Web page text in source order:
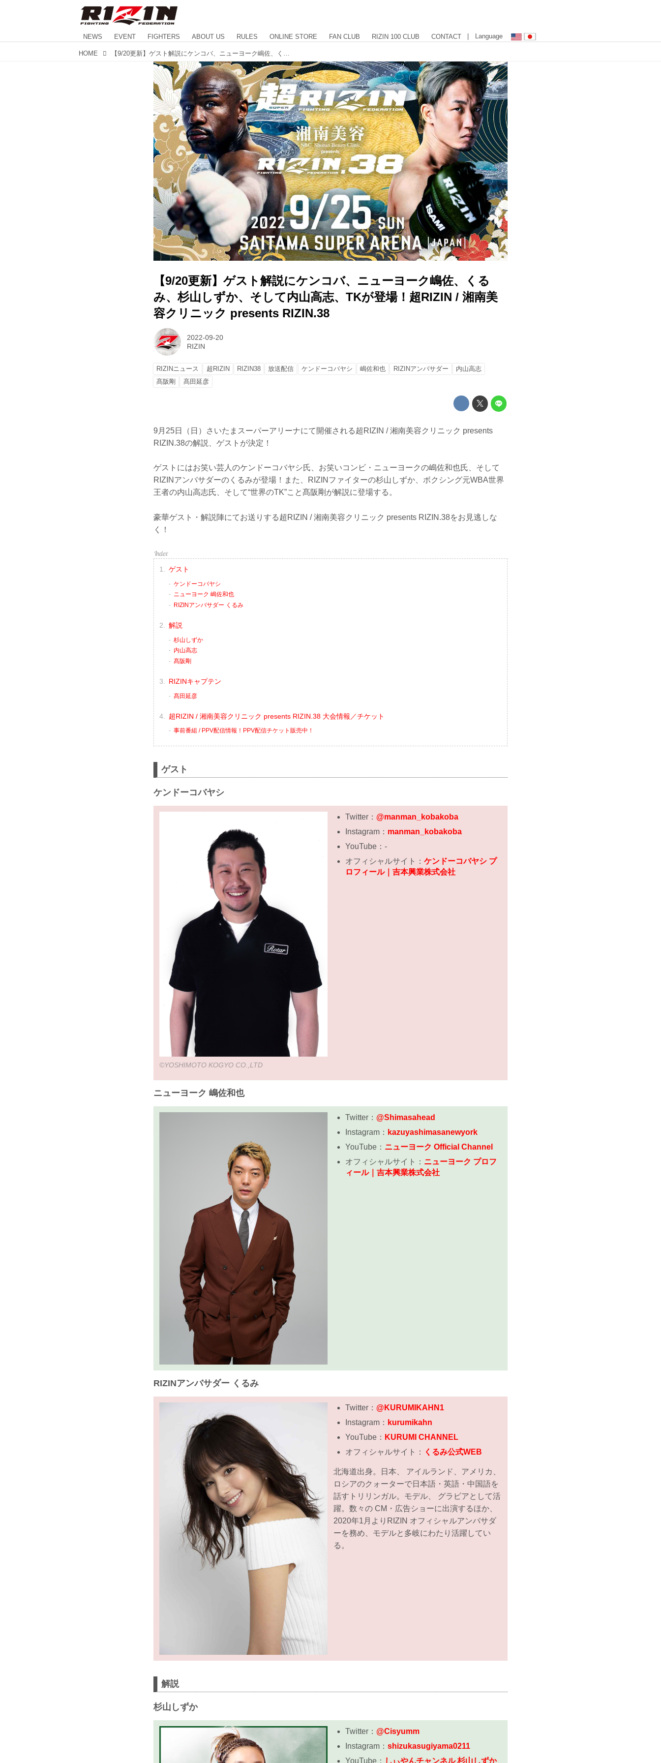
NEWS EVENT FIGHTERS ABOUT US RULES ONLINE STORE FAN CLUB RIZIN 100 CLUB CONTACT | Language
HOME
【9/20更新】ゲスト解説にケンコバ、ニューヨーク嶋佐、くる
み、杉山しずか、そして内山高志、TKが登場！超RIZIN / 湘南美
容クリニック presents RIZIN.38
2022-09-20
RIZIN
RIZINニュース 超RIZIN RIZIN38 放送配信 ケンドーコバヤシ 嶋佐和也 RIZINアンバサダー
内山高志
髙阪剛
髙田延彦
9月25日（日）さいたまスーパーアリーナにて開催される超RIZIN / 湘南美容クリニック presents
RIZIN.38の解説、ゲストが決定！
ゲストにはお笑い芸人のケンドーコバヤシ氏、お笑いコンビ・ニューヨークの嶋佐和也氏、そして
RIZINアンバサダーのくるみが登場！また、RIZINファイターの杉山しずか、ボクシング元WBA世界
王者の内山高志氏、そして“世界のTK”こと髙阪剛が解説に登場する。
豪華ゲスト・解説陣にてお送りする超RIZIN / 湘南美容クリニック presents RIZIN.38をお見逃しな
く！
ゲスト
ケンドーコバヤシ
ニューヨーク 嶋佐和也
RIZINアンバサダー くるみ
解説
杉山しずか
内山高志
髙阪剛
RIZINキャプテン
髙田延彦
超RIZIN / 湘南美容クリニック presents RIZIN.38 大会情報／チケット
事前番組 / PPV配信情報！PPV配信チケット販売中！
ゲスト
ケンドーコバヤシ
©YOSHIMOTO KOGYO CO.,LTD
Twitter： @manman_kobakoba
Instagram： manman_kobakoba
YouTube：-
オフィシャルサイト： ケンドーコバヤシ プ
ロフィール｜吉本興業株式会社
ニューヨーク 嶋佐和也
Twitter： @Shimasahead
Instagram： kazuyashimasanewyork
YouTube： ニューヨーク Official Channel
オフィシャルサイト： ニューヨーク プロフ
ィール｜吉本興業株式会社
RIZINアンバサダー くるみ
Twitter： @KURUMIKAHN1
Instagram： kurumikahn
YouTube： KURUMI CHANNEL
オフィシャルサイト：
くるみ公式WEB
北海道出身。日本、 アイルランド、アメリカ、
ロシアのクォーターで日本語・英語・中国語を
話すトリリンガル。モデル、 グラビアとして活
躍。数々の CM・広告ショーに出演するほか、
2020年1月よりRIZIN オフィシャルアンバサダ
ーを務め、モデルと多岐にわたり活躍してい
る。
解説
杉山しずか
Twitter： @Cisyumm
Instagram： shizukasugiyama0211
YouTube： しぃやんチャンネル 杉山しずか